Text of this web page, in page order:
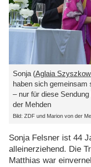
Sonja (Aglaia
haben sich gemeinsam
– nur für diese
der Mehden
Bild: ZDF und Marion von der
Sonja Felsner ist 44
alleinerziehend. Die
Matthias war